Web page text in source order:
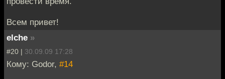
Всем привет!
elche »
#20 | 30.09.09 17:28
Кому: Godor, #14